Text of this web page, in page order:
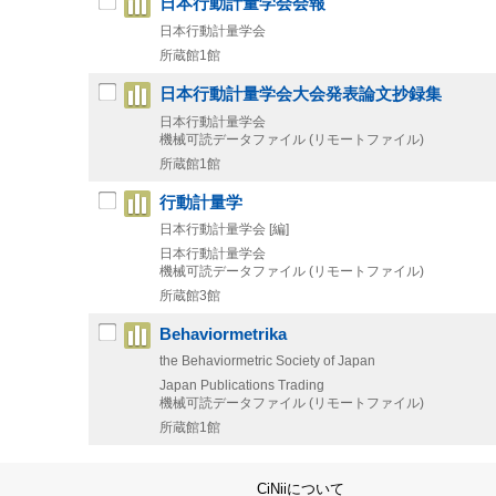
日本行動計量学会
所蔵館1館
日本行動計量学会大会発表論文抄録集
日本行動計量学会
機械可読データファイル (リモートファイル)
所蔵館1館
行動計量学
日本行動計量学会 [編]
日本行動計量学会
機械可読データファイル (リモートファイル)
所蔵館3館
Behaviormetrika
the Behaviormetric Society of Japan
Japan Publications Trading
機械可読データファイル (リモートファイル)
所蔵館1館
CiNiiについて